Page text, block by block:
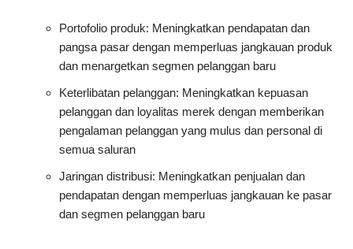
Portofolio produk: Meningkatkan pendapatan dan
pangsa pasar dengan memperluas jangkauan produk
dan menargetkan segmen pelanggan baru
Keterlibatan pelanggan: Meningkatkan kepuasan
pelanggan dan loyalitas merek dengan memberikan
pengalaman pelanggan yang mulus dan personal di
semua saluran
Jaringan distribusi: Meningkatkan penjualan dan
pendapatan dengan memperluas jangkauan ke pasar
dan segmen pelanggan baru